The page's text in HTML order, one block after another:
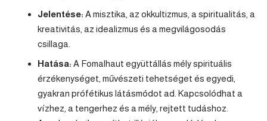
Jelentése: A misztika, az okkultizmus, a spiritualitás, a
kreativitás, az idealizmus és a megvilágosodás
csillaga.
Hatása: A Fomalhaut együttállás mély spirituális
érzékenységet, művészeti tehetséget és egyedi,
gyakran prófétikus látásmódot ad. Kapcsolódhat a
vízhez, a tengerhez és a mély, rejtett tudáshoz.